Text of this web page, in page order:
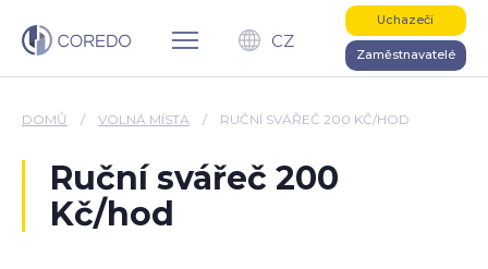
CZ
Uchazeči
Zaměstnavatelé
DOMŮ / VOLNÁ MÍSTA / RUČNÍ SVÁŘEČ 200 KČ/HOD
Ruční svářeč 200
Kč/hod